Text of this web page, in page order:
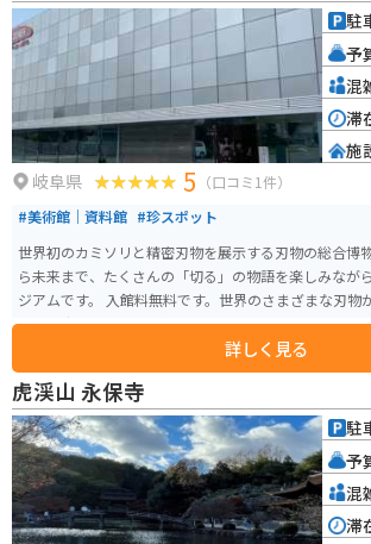
上がる町並みで知られる美濃市の古い町並みを散策す
史を感じさせる美しい街並みは、一見の価値ありです。 道の駅 美濃にわか
屋は、地元の魅力が詰まった道の駅です。 観光の休憩
てください。
岐阜県 5 （口コミ1件）
#美術館｜資料館 #珍スポット
世界初のカミソリと精密刃物を展示する刃物の総合博
ら未来まで、たくさんの「切る」の物語を楽しみなが
ジアムです。 入館料無料です。世界のさまざまな刃物が展示されており、ゲ
ームに出てくるような剣もありました。子連れでも、
詳しく見る
駐
予
混
滞
施
虎渓山 永保寺
駐
予
混
滞